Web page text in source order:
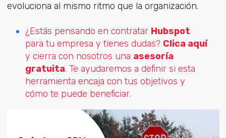
evoluciona al mismo ritmo que la organización.
¿Estás pensando en contratar Hubspot
para tu empresa y tienes dudas? Clica aquí
y cierra con nosotros una asesoría
gratuita. Te ayudaremos a definir si esta
herramienta encaja con tus objetivos y
cómo te puede beneficiar.